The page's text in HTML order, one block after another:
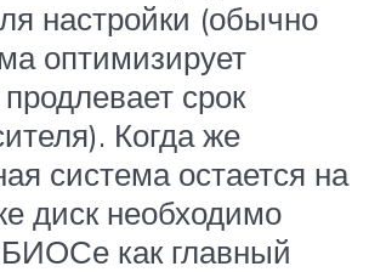
настройки (обычно
оптимизирует
срок
Когда же
система остается на
диск необходимо
как главный